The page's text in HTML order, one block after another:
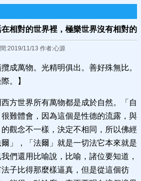
相對的世界裡，極樂世界沒有相對的
:2019/11/13 作者:心源
攬成萬物。光精明俱出。善好殊無比。
。】
方世界所有萬物都是成於自然。「自
難體會，因為這個是性德的流露，與
觀念不一樣，決定不相同，所以佛經
」，「法爾」就是一切法它本來就是
們還用比喻說，比喻，諸位要知道，
子比得那麼樣逼真，但是從這個彷